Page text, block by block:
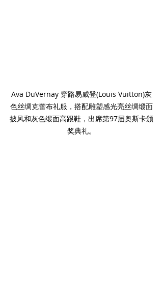
Ava DuVernay 穿路易威登(Louis Vuitton)灰
色丝绸克蕾布礼服，搭配雕塑感光亮丝绸缎面
披风和灰色缎面高跟鞋，出席第97届奥斯卡颁
奖典礼。